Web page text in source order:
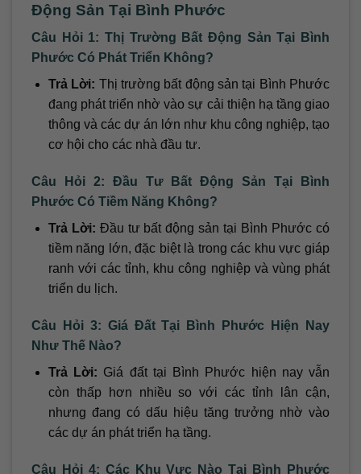
Động Sản Tại Bình Phước
Câu Hỏi 1: Thị Trường Bất Động Sản Tại Bình
Phước Có Phát Triển Không?
Trả Lời: Thị trường bất động sản tại Bình Phước
đang phát triển nhờ vào sự cải thiện hạ tầng giao
thông và các dự án lớn như khu công nghiệp, tạo
cơ hội cho các nhà đầu tư.
Câu Hỏi 2: Đầu Tư Bất Động Sản Tại Bình
Phước Có Tiềm Năng Không?
Trả Lời: Đầu tư bất động sản tại Bình Phước có
tiềm năng lớn, đặc biệt là trong các khu vực giáp
ranh với các tỉnh, khu công nghiệp và vùng phát
triển du lịch.
Câu Hỏi 3: Giá Đất Tại Bình Phước Hiện Nay
Như Thế Nào?
Trả Lời: Giá đất tại Bình Phước hiện nay vẫn
còn thấp hơn nhiều so với các tỉnh lân cận,
nhưng đang có dấu hiệu tăng trưởng nhờ vào
các dự án phát triển hạ tầng.
Câu Hỏi 4: Các Khu Vực Nào Tại Bình Phước